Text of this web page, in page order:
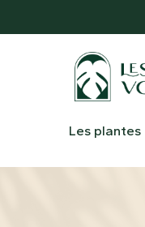
Les plantes